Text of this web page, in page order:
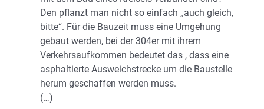
Den pflanzt man nicht so einfach „auch gleich,
bitte“. Für die Bauzeit muss eine Umgehung
gebaut werden, bei der 304er mit ihrem
Verkehrsaufkommen bedeutet das , dass eine
asphaltierte Ausweichstrecke um die Baustelle
herum geschaffen werden muss.
(…)